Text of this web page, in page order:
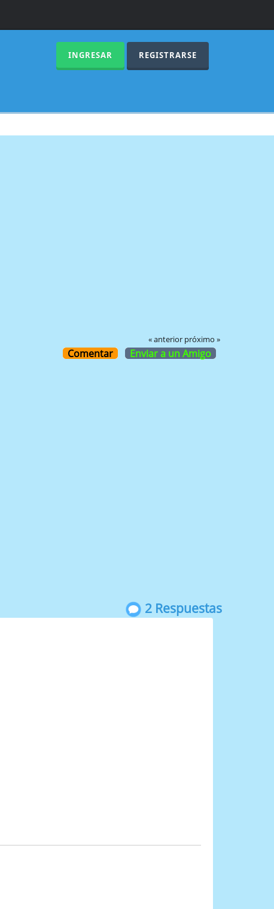
INGRESAR REGISTRARSE
« anterior próximo »
Comentar Enviar a un Amigo
2 Respuestas